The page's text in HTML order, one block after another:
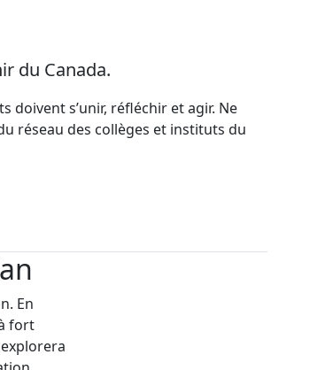
du Canada.
doivent s’unir, réfléchir et agir. Ne
réseau des collèges et instituts du
En
fort